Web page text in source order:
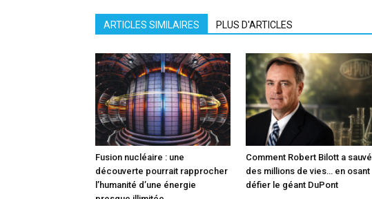
ARTICLES SIMILAIRES PLUS D'ARTICLES
Fusion nucléaire : une
découverte pourrait rapprocher
l’humanité d’une énergie
Comment Robert Bilott a sauvé
des millions de vies… en osant
défier le géant DuPont